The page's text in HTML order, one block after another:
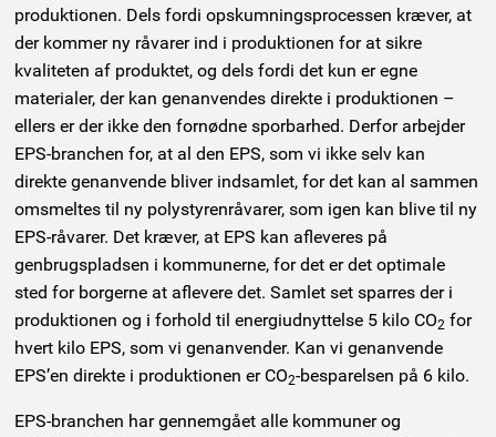
produktionen. Dels fordi opskumningsprocessen kræver, at
der kommer ny råvarer ind i produktionen for at sikre
kvaliteten af produktet, og dels fordi det kun er egne
materialer, der kan genanvendes direkte i produktionen –
ellers er der ikke den fornødne sporbarhed. Derfor arbejder
EPS-branchen for, at al den EPS, som vi ikke selv kan
direkte genanvende bliver indsamlet, for det kan al sammen
omsmeltes til ny polystyrenråvarer, som igen kan blive til ny
EPS-råvarer. Det kræver, at EPS kan afleveres på
genbrugspladsen i kommunerne, for det er det optimale
sted for borgerne at aflevere det. Samlet set sparres der i
produktionen og i forhold til energiudnyttelse 5 kilo CO2 for
hvert kilo EPS, som vi genanvender. Kan vi genanvende
EPS’en direkte i produktionen er CO2-besparelsen på 6 kilo.
EPS-branchen har gennemgået alle kommuner og